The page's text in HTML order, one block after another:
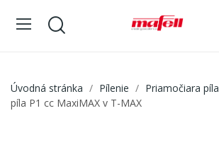
Úvodná stránka Pílenie Priamočiara píla
píla P1 cc MaxiMAX v T-MAX